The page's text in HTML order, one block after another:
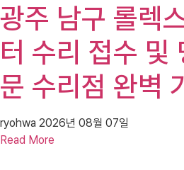
광주 남구 롤렉
터 수리 접수 및
문 수리점 완벽
ryohwa 2026년 08월 07일
Read More